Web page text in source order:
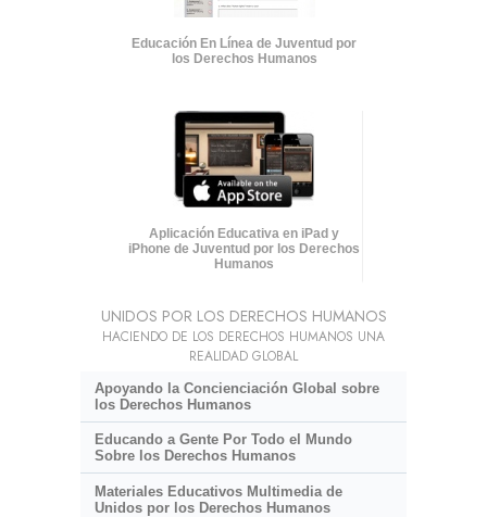
Educación En Línea de Juventud por
los Derechos Humanos
Aplicación Educativa en iPad y
iPhone de Juventud por los Derechos
Humanos
UNIDOS POR LOS DERECHOS HUMANOS
HACIENDO DE LOS DERECHOS HUMANOS UNA
REALIDAD GLOBAL
Apoyando la Concienciación Global sobre
los Derechos Humanos
Educando a Gente Por Todo el Mundo
Sobre los Derechos Humanos
Materiales Educativos Multimedia de
Unidos por los Derechos Humanos